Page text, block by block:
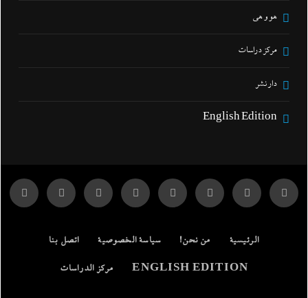
هو و هي
مركز دراسات
دار نشر
English Edition
الرئيسية من نحن! سياسة الخصوصية اتصل بنا
ENGLISH EDITION مركز الدراسات